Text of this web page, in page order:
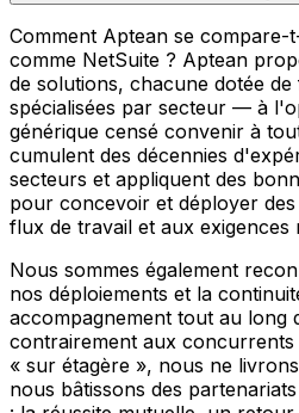
Comment Aptean se
comme NetSuite ? Aptean
de solutions, chacune dotée
spécialisées par secteur — à
générique censé convenir à
cumulent des décennies
secteurs et appliquent des
pour concevoir et déployer
flux de travail et aux exigences
Nous sommes également
nos déploiements et la
accompagnement tout au long
contrairement aux concurrents
« sur étagère », nous ne
nous bâtissons des